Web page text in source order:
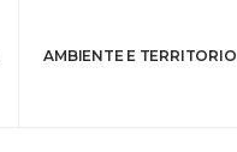
AMBIENTE E TERRITORIO